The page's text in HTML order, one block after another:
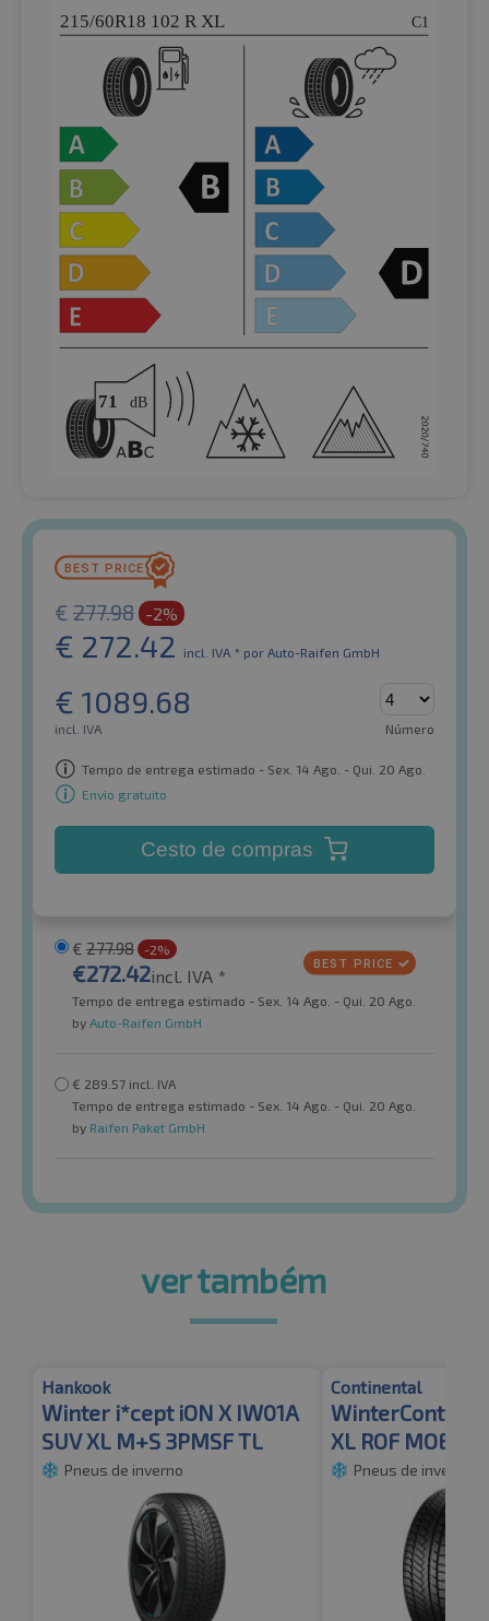
€ 277.98 -2%
€ 272.42 incl. IVA * por Auto-Raifen GmbH
€ 1089.68
incl. IVA Número
Tempo de entrega estimado - Sex. 14 Ago. - Qui. 20 Ago.
Envio gratuito
Cesto de compras
€ 277.98 -2%
€272.42incl. IVA *
Tempo de entrega estimado - Sex. 14 Ago. - Qui. 20 Ago.
by Auto-Raifen GmbH
€ 289.57 incl. IVA
Tempo de entrega estimado - Sex. 14 Ago. - Qui. 20 Ago.
by Raifen Paket GmbH
ver também
Hankook
Winter i*cept iON X IW01A
SUV XL M+S 3PMSF TL
Pneus de inverno
Continental
XL ROF MOE
Pneus de inverno